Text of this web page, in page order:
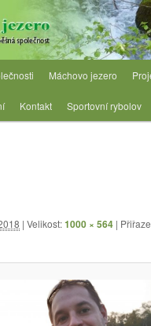
jezero
Máchovo jezero
Kontakt Sportovní rybolov
| Velikost:1000 × 564 |